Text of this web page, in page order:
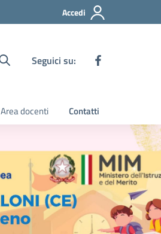
Accedi
Seguici su:
Area docenti Contatti